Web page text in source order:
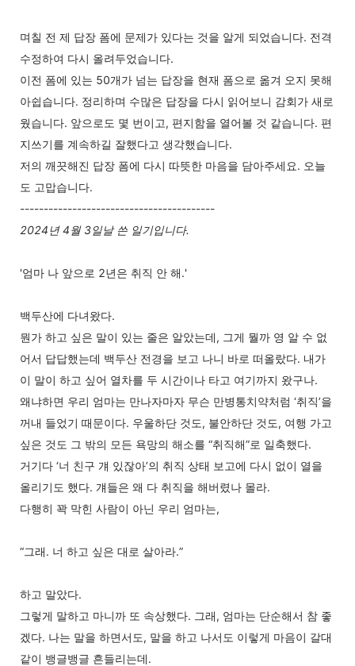
며칠 전 제 답장 폼에 문제가 있다는 것을 알게 되었습니다. 전격
수정하여 다시 올려두었습니다.
이전 폼에 있는 50개가 넘는 답장을 현재 폼으로 옮겨 오지 못해
아쉽습니다. 정리하며 수많은 답장을 다시 읽어보니 감회가 새로
웠습니다. 앞으로도 몇 번이고, 편지함을 열어볼 것 같습니다. 편
지쓰기를 계속하길 잘했다고 생각했습니다.
저의 깨끗해진 답장 폼에 다시 따뜻한 마음을 담아주세요. 오늘
도 고맙습니다.
-----------------------------------------
2024년 4월 3일날 쓴 일기입니다.
'엄마 나 앞으로 2년은 취직 안 해.'
백두산에 다녀왔다.
뭔가 하고 싶은 말이 있는 줄은 알았는데, 그게 뭘까 영 알 수 없
어서 답답했는데 백두산 전경을 보고 나니 바로 떠올랐다. 내가
이 말이 하고 싶어 열차를 두 시간이나 타고 여기까지 왔구나.
왜냐하면 우리 엄마는 만나자마자 무슨 만병통치약처럼 ‘취직’을
꺼내 들었기 때문이다. 우울하단 것도, 불안하단 것도, 여행 가고
싶은 것도 그 밖의 모든 욕망의 해소를 “취직해”로 일축했다.
거기다 ‘너 친구 걔 있잖아’의 취직 상태 보고에 다시 없이 열을
올리기도 했다. 걔들은 왜 다 취직을 해버렸나 몰라.
다행히 꽉 막힌 사람이 아닌 우리 엄마는,
“그래. 너 하고 싶은 대로 살아라.”
하고 말았다.
그렇게 말하고 마니까 또 속상했다. 그래, 엄마는 단순해서 참 좋
겠다. 나는 말을 하면서도, 말을 하고 나서도 이렇게 마음이 갈대
같이 뱅글뱅글 흔들리는데.